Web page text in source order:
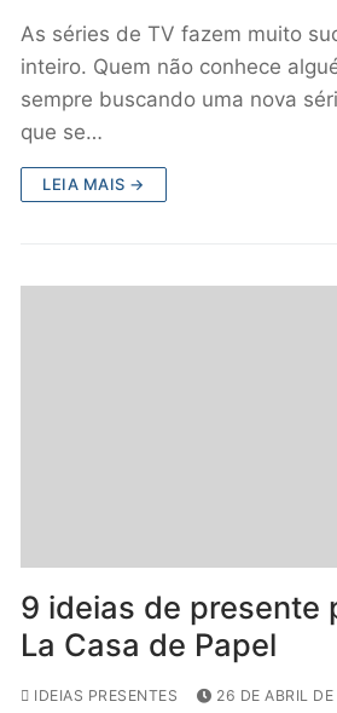
As séries de TV fazem muito
inteiro. Quem não conhece
sempre buscando uma nova
que se…
LEIA MAIS →
9 ideias de presente
La Casa de Papel
IDEIAS PRESENTES 26 DE ABRIL